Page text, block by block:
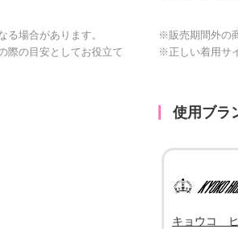
場合があります。
際の目安としてお役立て
※販売期間外の
※正しい着用サ
使用ブラ
キョウコ